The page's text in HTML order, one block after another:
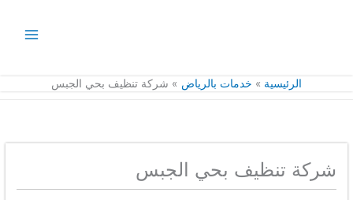
الرئيسية خدمات بالرياض شركة تنظيف بحي الجبس
شركة تنظيف بحي الجبس